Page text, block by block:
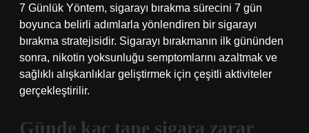
7 Günlük Yöntem, sigarayı bırakma sürecini 7 gün
boyunca belirli adımlarla yönlendiren bir sigarayı
bırakma stratejisidir. Sigarayı bırakmanın ilk gününden
sonra, nikotin yoksunluğu semptomlarını azaltmak ve
sağlıklı alışkanlıklar geliştirmek için çeşitli aktiviteler
gerçekleştirilir.
Günde kaç tane sigara zarar